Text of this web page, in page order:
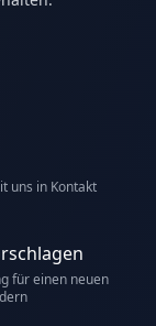
uns in Kontakt
für einen neuen